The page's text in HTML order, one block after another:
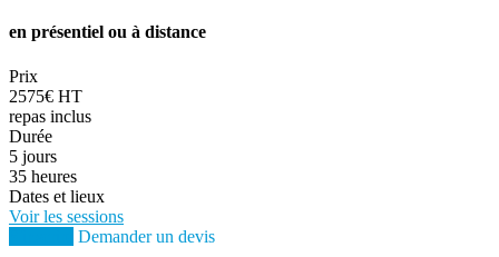
en présentiel ou à distance
Prix
2575€ HT
repas inclus
Durée
5 jours
35 heures
Dates et lieux
Voir les sessions
Demander un devis